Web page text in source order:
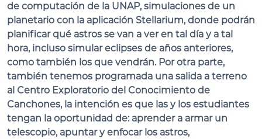
de computación de la UNAP, simulaciones de un
planetario con la aplicación Stellarium, donde podrán
planificar qué astros se van a ver en tal día y a tal
hora, incluso simular eclipses de años anteriores,
como también los que vendrán. Por otra parte,
también tenemos programada una salida a terreno
al Centro Exploratorio del Conocimiento de
Canchones, la intención es que las y los estudiantes
tengan la oportunidad de: aprender a armar un
telescopio, apuntar y enfocar los astros,